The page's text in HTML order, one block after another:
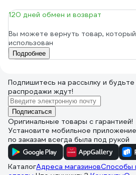
120 дней обмен и возврат
Вы можете вернуть товар,
использован
Подробнее
Подпишитесь на рассылку и будьте
распродажи ждут!
Подписаться
Оригинальные товары с гарантией!
Установите мобильное
по заказам всегда была под рукой
КаталогАдреса магазиновСпособы